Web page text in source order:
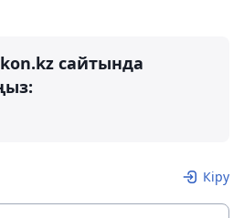
сайтында
Кіру